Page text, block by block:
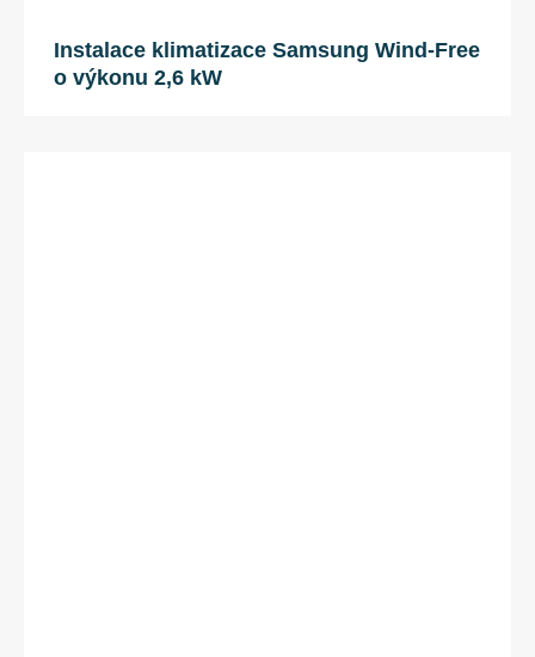
Instalace klimatizace Samsung Wind-Free
o výkonu 2,6 kW